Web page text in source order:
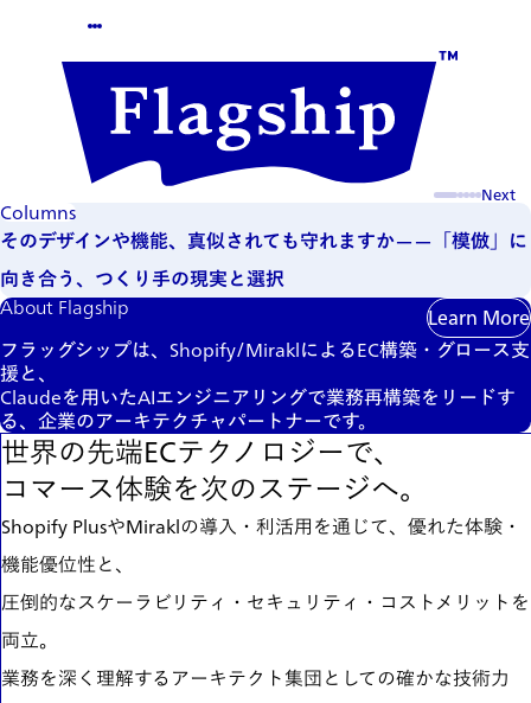
Develop Maps
まだない地図をつくる Next
Columns
そのデザインや機能、真似されても守れますか——「模倣」に
向き合う、つくり手の現実と選択
About Flagship
Learn More
フラッグシップは、 Shopify/MiraklによるEC構築・グロース支
援と、
Claudeを用いたAIエンジニアリングで業務再構築をリードす
る、企業のアーキテクチャパートナーです。
世界の先端ECテクノロジーで、
コマース体験を次のステージへ。
Shopify PlusやMiraklの導入・利活用を通じて、優れた体験・
機能優位性と、
圧倒的なスケーラビリティ・セキュリティ・コストメリットを
両立。
業務を深く理解するアーキテクト集団としての確かな技術力